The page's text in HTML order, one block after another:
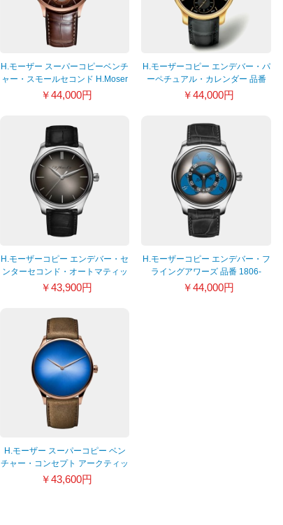
H.モーザー スーパーコピーベンチ
ャー・スモールセコンド H.Moser
& Cie. 2327-0401
￥44,000円
H.モーザーコピー エンデバー・パ
ーペチュアル・カレンダー 品番
1341-0102
￥44,000円
H.モーザーコピー エンデバー・セ
ンターセコンド・オートマティッ
ク 品番 1200-0200
￥43,900円
H.モーザーコピー エンデバー・フ
ライングアワーズ 品番 1806-
0202
￥44,000円
H.モーザー スーパーコピー ベン
チャー・コンセプト アークティッ
クブルー 2327-0411
￥43,600円